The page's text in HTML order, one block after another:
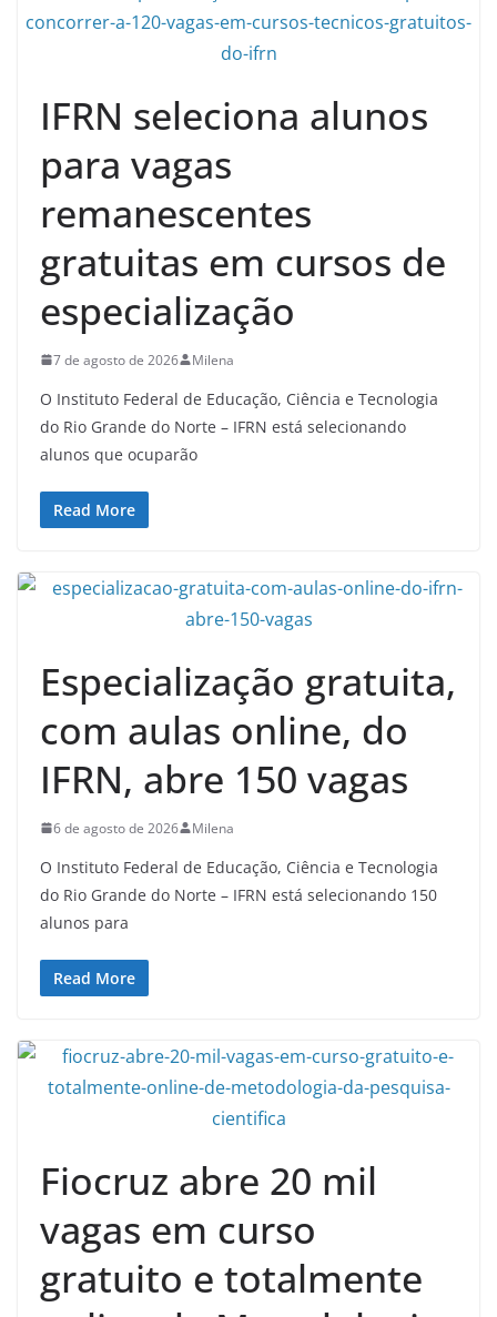
IFRN seleciona alunos
para vagas
remanescentes
gratuitas em cursos de
especialização
7 de agosto de 2026 Milena
O Instituto Federal de Educação, Ciência e Tecnologia
do Rio Grande do Norte – IFRN está selecionando
alunos que ocuparão
Read More
Especialização gratuita,
com aulas online, do
IFRN, abre 150 vagas
6 de agosto de 2026 Milena
O Instituto Federal de Educação, Ciência e Tecnologia
do Rio Grande do Norte – IFRN está selecionando 150
alunos para
Read More
Fiocruz abre 20 mil
vagas em curso
gratuito e totalmente